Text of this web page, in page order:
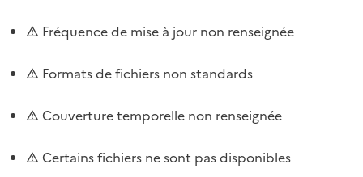
Fréquence de mise à jour non renseignée
Formats de fichiers non standards
Couverture temporelle non renseignée
Certains fichiers ne sont pas disponibles